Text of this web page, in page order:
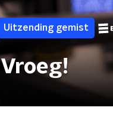
Uitzending gemist
Vroeg!